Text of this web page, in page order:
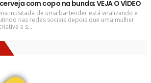
com copo na bunda; VEJA O VÍDEO
inusitada de uma bartender está viralizando e
nas redes sociais depois que uma mulher
e s...